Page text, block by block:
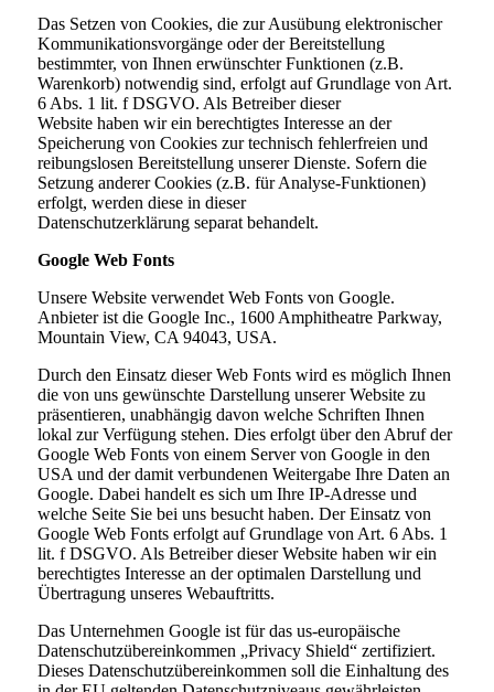
Das Setzen von Cookies, die zur Ausübung elektronischer
Kommunikationsvorgänge oder der Bereitstellung
bestimmter, von Ihnen erwünschter Funktionen (z.B.
Warenkorb) notwendig sind, erfolgt auf Grundlage von Art.
6 Abs. 1 lit. f DSGVO. Als Betreiber dieser
Website haben wir ein berechtigtes Interesse an der
Speicherung von Cookies zur technisch fehlerfreien und
reibungslosen Bereitstellung unserer Dienste. Sofern die
Setzung anderer Cookies (z.B. für Analyse-Funktionen)
erfolgt, werden diese in dieser
Datenschutzerklärung separat behandelt.
Google Web Fonts
Unsere Website verwendet Web Fonts von Google.
Anbieter ist die Google Inc., 1600 Amphitheatre Parkway,
Mountain View, CA 94043, USA.
Durch den Einsatz dieser Web Fonts wird es möglich Ihnen
die von uns gewünschte Darstellung unserer Website zu
präsentieren, unabhängig davon welche Schriften Ihnen
lokal zur Verfügung stehen. Dies erfolgt über den Abruf der
Google Web Fonts von einem Server von Google in den
USA und der damit verbundenen Weitergabe Ihre Daten an
Google. Dabei handelt es sich um Ihre IP-Adresse und
welche Seite Sie bei uns besucht haben. Der Einsatz von
Google Web Fonts erfolgt auf Grundlage von Art. 6 Abs. 1
lit. f DSGVO. Als Betreiber dieser Website haben wir ein
berechtigtes Interesse an der optimalen Darstellung und
Übertragung unseres Webauftritts.
Das Unternehmen Google ist für das us-europäische
Datenschutzübereinkommen „Privacy Shield“ zertifiziert.
Dieses Datenschutzübereinkommen soll die Einhaltung des